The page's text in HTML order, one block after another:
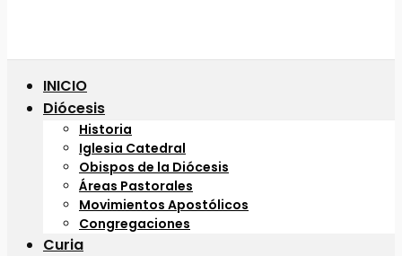
INICIO
Diócesis
Historia
Iglesia Catedral
Obispos de la Diócesis
Áreas Pastorales
Movimientos Apostólicos
Congregaciones
Curia